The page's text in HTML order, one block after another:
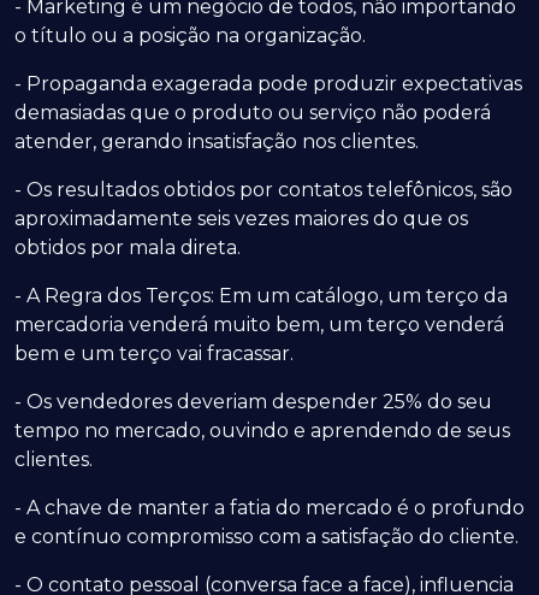
- Marketing é um negócio de todos, não importando
o título ou a posição na organização.
- Propaganda exagerada pode produzir expectativas
demasiadas que o produto ou serviço não poderá
atender, gerando insatisfação nos clientes.
- Os resultados obtidos por contatos telefônicos, são
aproximadamente seis vezes maiores do que os
obtidos por mala direta.
- A Regra dos Terços: Em um catálogo, um terço da
mercadoria venderá muito bem, um terço venderá
bem e um terço vai fracassar.
- Os vendedores deveriam despender 25% do seu
tempo no mercado, ouvindo e aprendendo de seus
clientes.
- A chave de manter a fatia do mercado é o profundo
e contínuo compromisso com a satisfação do cliente.
- O contato pessoal (conversa face a face), influencia